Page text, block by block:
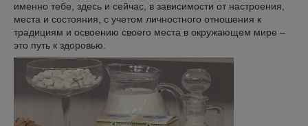
именно тебе, здесь и сейчас, в зависимости от настроения,
места и состояния, с учетом личностного отношения к
традициям и освоению своего места в окружающем мире –
это путь к здоровью.